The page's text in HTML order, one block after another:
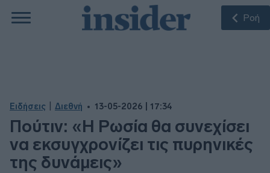
Ροή
Ειδήσεις Διεθνή 13-05-2026 | 17:34
Πούτιν: «Η Ρωσία θα συνεχίσει
να εκσυγχρονίζει τις πυρηνικές
της δυνάμεις»